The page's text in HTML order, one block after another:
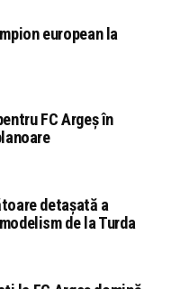
european la
FC Argeș în
detașată a
de la Turda